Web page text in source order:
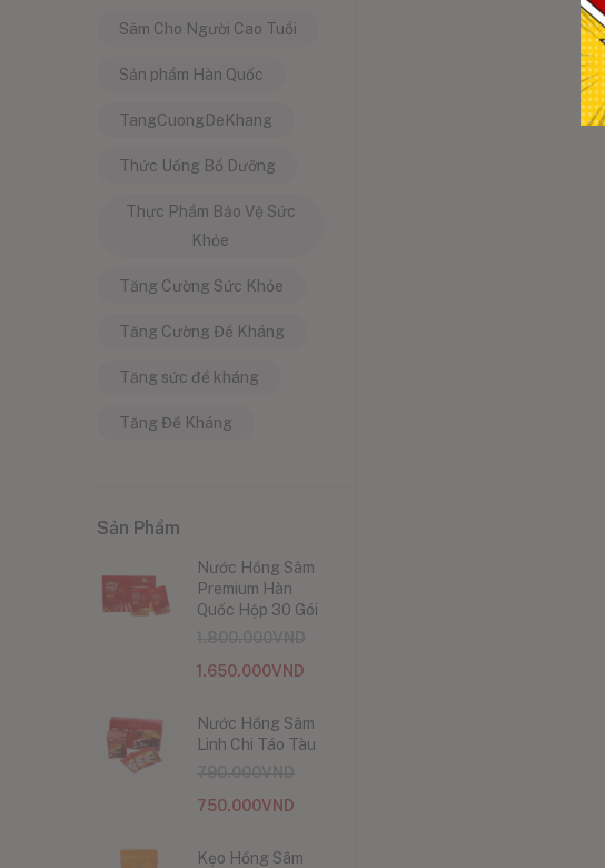
Sâm Cho Người Cao Tuổi
Sản phẩm Hàn Quốc
TangCuongDeKhang
Thức Uống Bổ Dưỡng
Thực Phẩm Bảo Vệ Sức
Khỏe
Tăng Cường Sức Khỏe
Tăng Cường Đề Kháng
Tăng sức đề kháng
Tăng Đề Kháng
Sản Phẩm
Nước Hồng Sâm
Premium Hàn
Quốc Hộp 30 Gói
1.650.000VND
Nước Hồng Sâm
Linh Chi Táo Tàu
750.000VND
Kẹo Hồng Sâm